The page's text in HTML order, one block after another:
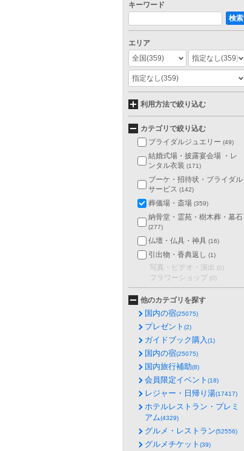
キーワード
検索
エリア
全国(359) 指定なし(359)
指定なし(359)
利用方法で絞り込む
カテゴリで絞り込む
ブライダルジュエリー (49)
結婚式場・披露宴会場 ・レ
ンタル衣装 (171)
ブーケ・招待状・ブライダル
サービス (142)
葬儀場・斎場 (359)
納骨堂・霊苑・樹木葬・墓石
(277)
仏壇・仏具・神具 (16)
引出物・香典返し (1)
写真・ビデオ・演出 (0)
フラワーショップ (0)
他のカテゴリを探す
国内の宿(25075)
プレゼント (2)
ガイドブック購入 (1)
国内の宿(25075)
国内旅行補助(8)
会員限定イベント (18)
レジャー・日帰り湯(17417)
ホテルレストラン・プレミ
アム(4329)
グルメ・レストラン(52556)
グルメチケット (39)